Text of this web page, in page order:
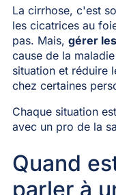
La cirrhose, c'est
les cicatrices au
pas. Mais, gérer
cause de la
situation et réduire
chez certaines
Chaque situation
avec un pro de la
Quand
parler à